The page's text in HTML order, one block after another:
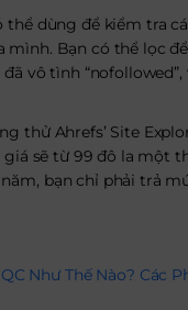
thể dùng để kiểm tra
mình. Bạn có thể lọc
vô tình “nofollowed”,
thử Ahrefs’ Site
giá sẽ từ 99 đô la một
bạn chỉ phải trả
Như Thế Nào? Các